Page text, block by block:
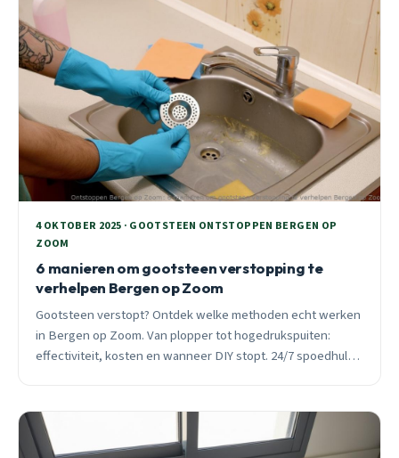
4 OKTOBER 2025 · GOOTSTEEN ONTSTOPPEN BERGEN OP
ZOOM
6 manieren om gootsteen verstopping te
verhelpen Bergen op Zoom
Gootsteen verstopt? Ontdek welke methoden echt werken
in Bergen op Zoom. Van plopper tot hogedrukspuiten:
effectiviteit, kosten en wanneer DIY stopt. 24/7 spoedhulp